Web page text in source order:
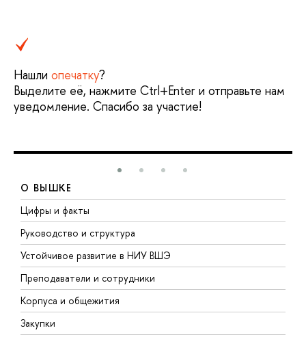
Нашли опечатку?
Выделите её, нажмите Ctrl+Enter и отправьте нам
уведомление. Спасибо за участие!
О ВЫШКЕ
Цифры и факты
Руководство и структура
Устойчивое развитие в НИУ ВШЭ
Преподаватели и сотрудники
Корпуса и общежития
Закупки